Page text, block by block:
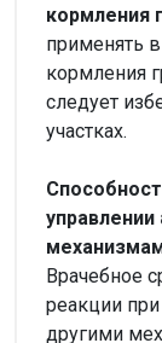
кормления
применять
кормления
следует
участках.
Врачебное
реакции
другими